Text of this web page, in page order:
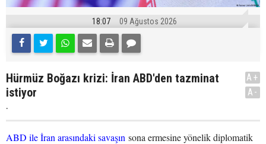
18:07 09 Ağustos 2026
Hürmüz Boğazı krizi: İran ABD'den tazminat
istiyor
.
A+
A-
ABD ile İran arasındaki savaşın sona ermesine yönelik diplomatik